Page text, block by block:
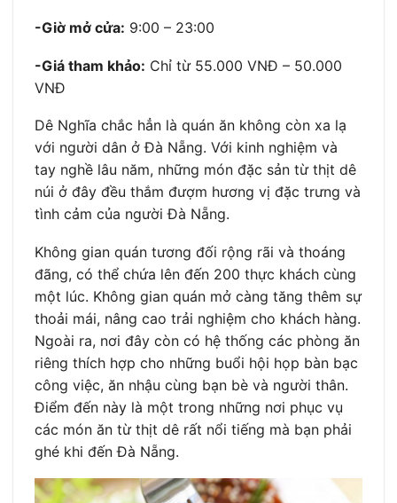
-Giờ mở cửa: 9:00 – 23:00
-Giá tham khảo: Chỉ từ 55.000 VNĐ – 50.000
VNĐ
Dê Nghĩa chắc hẳn là quán ăn không còn xa lạ
với người dân ở Đà Nẵng. Với kinh nghiệm và
tay nghề lâu năm, những món đặc sản từ thịt dê
núi ở đây đều thắm đượm hương vị đặc trưng và
tình cảm của người Đà Nẵng.
Không gian quán tương đối rộng rãi và thoáng
đãng, có thể chứa lên đến 200 thực khách cùng
một lúc. Không gian quán mở càng tăng thêm sự
thoải mái, nâng cao trải nghiệm cho khách hàng.
Ngoài ra, nơi đây còn có hệ thống các phòng ăn
riêng thích hợp cho những buổi hội họp bàn bạc
công việc, ăn nhậu cùng bạn bè và người thân.
Điểm đến này là một trong những nơi phục vụ
các món ăn từ thịt dê rất nổi tiếng mà bạn phải
ghé khi đến Đà Nẵng.